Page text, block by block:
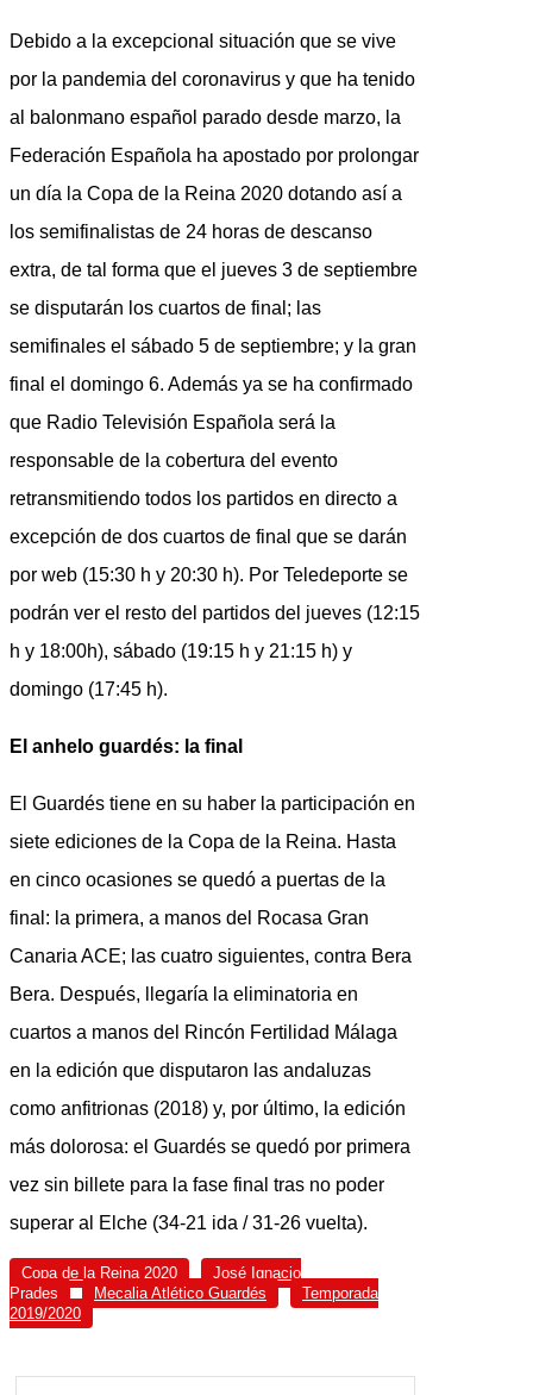
Debido a la excepcional situación que se vive
por la pandemia del coronavirus y que ha tenido
al balonmano español parado desde marzo, la
Federación Española ha apostado por prolongar
un día la Copa de la Reina 2020 dotando así a
los semifinalistas de 24 horas de descanso
extra, de tal forma que el jueves 3 de septiembre
se disputarán los cuartos de final; las
semifinales el sábado 5 de septiembre; y la gran
final el domingo 6. Además ya se ha confirmado
que Radio Televisión Española será la
responsable de la cobertura del evento
retransmitiendo todos los partidos en directo a
excepción de dos cuartos de final que se darán
por web (15:30 h y 20:30 h). Por Teledeporte se
podrán ver el resto del partidos del jueves (12:15
h y 18:00h), sábado (19:15 h y 21:15 h) y
domingo (17:45 h).
El anhelo guardés: la final
El Guardés tiene en su haber la participación en
siete ediciones de la Copa de la Reina. Hasta
en cinco ocasiones se quedó a puertas de la
final: la primera, a manos del Rocasa Gran
Canaria ACE; las cuatro siguientes, contra Bera
Bera. Después, llegaría la eliminatoria en
cuartos a manos del Rincón Fertilidad Málaga
en la edición que disputaron las andaluzas
como anfitrionas (2018) y, por último, la edición
más dolorosa: el Guardés se quedó por primera
vez sin billete para la fase final tras no poder
superar al Elche (34-21 ida / 31-26 vuelta).
Copa de la Reina 2020
José Ignacio
Prades
Mecalia Atlético Guardés
Temporada
2019/2020